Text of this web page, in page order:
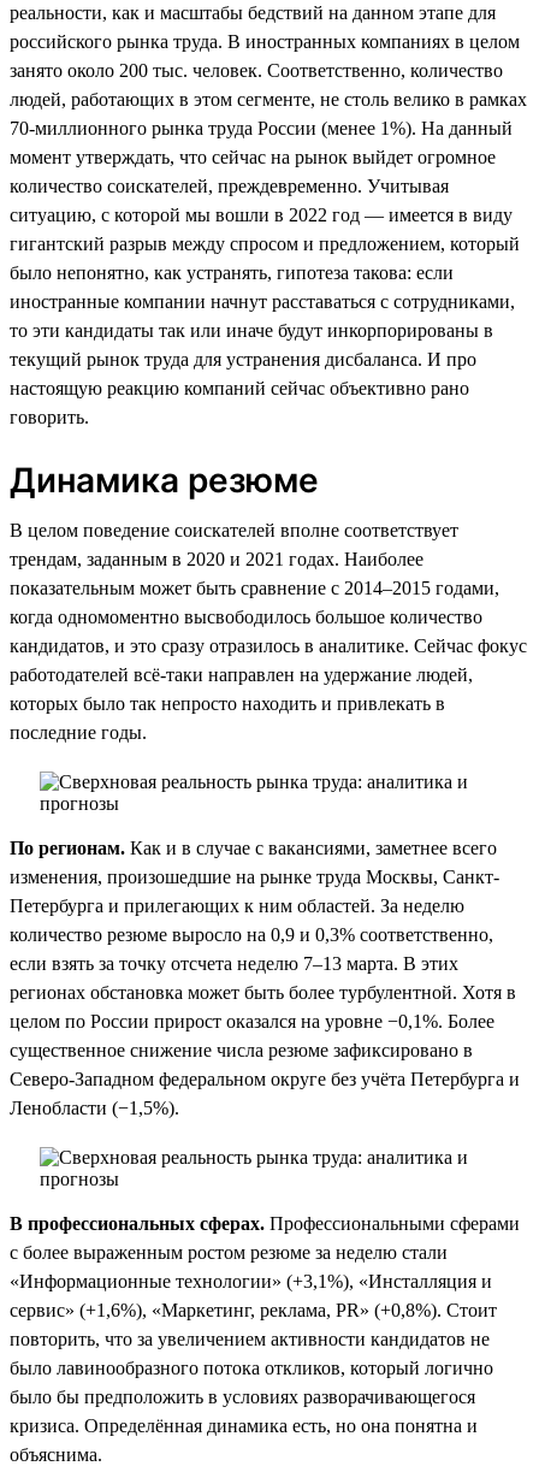
реальности, как и масштабы бедствий на данном этапе для
российского рынка труда. В иностранных компаниях в целом
занято около 200 тыс. человек. Соответственно, количество
людей, работающих в этом сегменте, не столь велико в рамках
70-миллионного рынка труда России (менее 1%). На данный
момент утверждать, что сейчас на рынок выйдет огромное
количество соискателей, преждевременно. Учитывая
ситуацию, с которой мы вошли в 2022 год — имеется в виду
гигантский разрыв между спросом и предложением, который
было непонятно, как устранять, гипотеза такова: если
иностранные компании начнут расставаться с сотрудниками,
то эти кандидаты так или иначе будут инкорпорированы в
текущий рынок труда для устранения дисбаланса. И про
настоящую реакцию компаний сейчас объективно рано
говорить.
Динамика резюме
В целом поведение соискателей вполне соответствует
трендам, заданным в 2020 и 2021 годах. Наиболее
показательным может быть сравнение с 2014–2015 годами,
когда одномоментно высвободилось большое количество
кандидатов, и это сразу отразилось в аналитике. Сейчас фокус
работодателей всё-таки направлен на удержание людей,
которых было так непросто находить и привлекать в
последние годы.
По регионам. Как и в случае с вакансиями, заметнее всего
изменения, произошедшие на рынке труда Москвы, Санкт-
Петербурга и прилегающих к ним областей. За неделю
количество резюме выросло на 0,9 и 0,3% соответственно,
если взять за точку отсчета неделю 7–13 марта. В этих
регионах обстановка может быть более турбулентной. Хотя в
целом по России прирост оказался на уровне −0,1%. Более
существенное снижение числа резюме зафиксировано в
Северо-Западном федеральном округе без учёта Петербурга и
Ленобласти (−1,5%).
В профессиональных сферах. Профессиональными сферами
с более выраженным ростом резюме за неделю стали
«Информационные технологии» (+3,1%), «Инсталляция и
сервис» (+1,6%), «Маркетинг, реклама, PR» (+0,8%). Стоит
повторить, что за увеличением активности кандидатов не
было лавинообразного потока откликов, который логично
было бы предположить в условиях разворачивающегося
кризиса. Определённая динамика есть, но она понятна и
объяснима.